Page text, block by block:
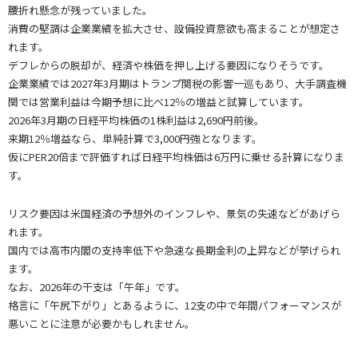
腰折れ懸念が残っていました。
消費の堅調は企業業績を拡大させ、設備投資意欲も高まることが想定さ
れます。
デフレからの脱却が、経済や株価を押し上げる要因になりそうです。
企業業績では2027年3月期はトランプ関税の影響一巡もあり、大手調査機
関では営業利益は今期予想に比べ12％の増益と試算しています。
2026年3月期の日経平均株価の1株利益は2,690円前後。
来期12％増益なら、単純計算で3,000円強となります。
仮にPER20倍まで評価すれば日経平均株価は6万円に乗せる計算になりま
す。
リスク要因は米国経済の予想外のインフレや、景気の失速などがあげら
れます。
国内では高市内閣の支持率低下や急速な長期金利の上昇などが挙げられ
ます。
なお、2026年の干支は「午年」です。
格言に「午尻下がり」とあるように、12支の中で年間パフォーマンスが
悪いことに注意が必要かもしれません。